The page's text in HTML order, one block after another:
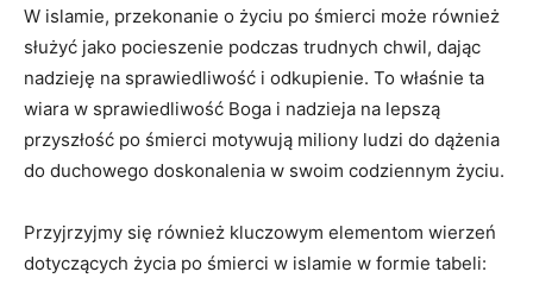
W islamie, przekonanie o życiu po śmierci może również
służyć jako pocieszenie ⁤podczas trudnych chwil, dając
nadzieję na sprawiedliwość i odkupienie. To właśnie ta
wiara w sprawiedliwość Boga i nadzieja na lepszą
przyszłość po śmierci motywują miliony ludzi do dążenia
do duchowego doskonalenia w swoim codziennym życiu.
Przyjrzyjmy się również kluczowym ⁤elementom wierzeń
dotyczących życia po śmierci w islamie w formie ⁣tabeli: